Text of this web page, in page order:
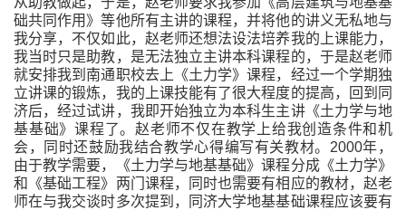
础共同作用》等他所有主讲的课程，并将他的讲义无私地与
我分享，不仅如此，赵老师还想法设法培养我的上课能力，
我当时只是助教，是无法独立主讲本科课程的，于是赵老师
就安排我到南通职校去上《土力学》课程，经过一个学期独
立讲课的锻炼，我的上课技能有了很大程度的提高，回到同
济后，经过试讲，我即开始独立为本科生主讲《土力学与地
基基础》课程了。赵老师不仅在教学上给我创造条件和机
会，同时还鼓励我结合教学心得编写有关教材。 2000年，
由于教学需要，《土力学与地基基础》课程分成《土力学》
和《基础工程》两门课程，同时也需要有相应的教材，赵老
师在与我交谈时多次提到，同济大学地基基础课程应该要有